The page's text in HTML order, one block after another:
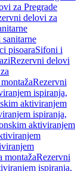
za Pregrade
delovi za
pisoaraSifoni i
Rezervni delovi
Rezervni
ispiranja,
aktiviranjem
ispiranja,
aktiviranjem
montažaRezervni
ispiranja,